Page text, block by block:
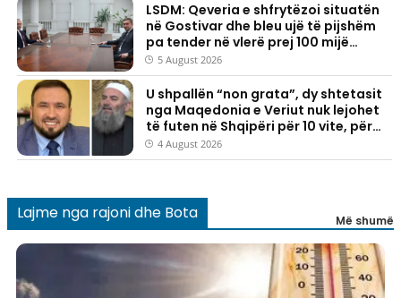
LSDM: Qeveria e shfrytëzoi situatën
në Gostivar dhe bleu ujë të pijshëm
pa tender në vlerë prej 100 mijë
eurosh
5 August 2026
U shpallën “non grata”, dy shtetasit
nga Maqedonia e Veriut nuk lejohet
të futen në Shqipëri për 10 vite, për
njërin prej tyre u lëshua edhe urdhër
dëbimi
4 August 2026
Lajme nga rajoni dhe Bota Më shumë